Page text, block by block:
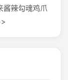
酱辣勾魂鸡爪